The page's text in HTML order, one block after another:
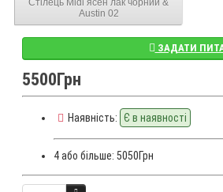
Austin 02
ЗАДАТИ
5500Грн
Наявність: Є в наявності
4 або більше: 5050Грн